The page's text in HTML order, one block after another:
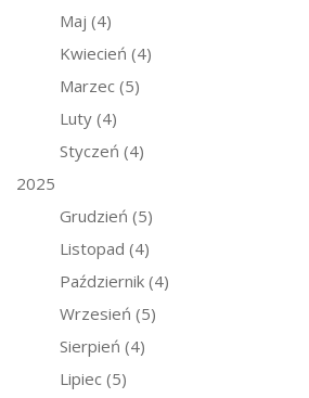
Maj (4)
Kwiecień (4)
Marzec (5)
Luty (4)
Styczeń (4)
2025
Grudzień (5)
Listopad (4)
Październik (4)
Wrzesień (5)
Sierpień (4)
Lipiec (5)